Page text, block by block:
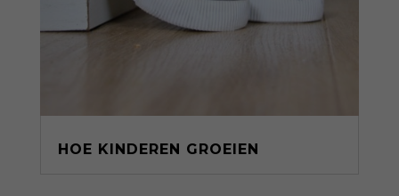
HOE KINDEREN GROEIEN